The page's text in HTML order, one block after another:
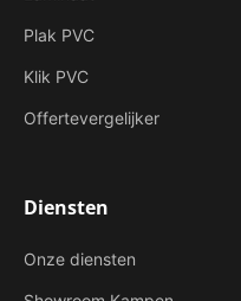
Plak PVC
Klik PVC
Offertevergelijker
Diensten
Onze diensten